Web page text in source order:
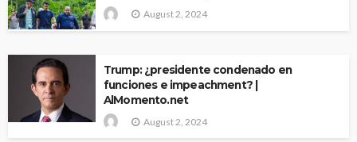
August 2, 2024
Trump: ¿presidente condenado en
funciones e impeachment? |
AlMomento.net
August 2, 2024